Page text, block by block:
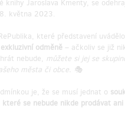
knihy Jaroslava Kmenty, se
května 2023.
které představení
exkluzivní odměně – ačkoliv se již
nebude, můžete si jej se
města či obce. 🎭
je, že se musí jednat o
které se nebude nikde prodávat